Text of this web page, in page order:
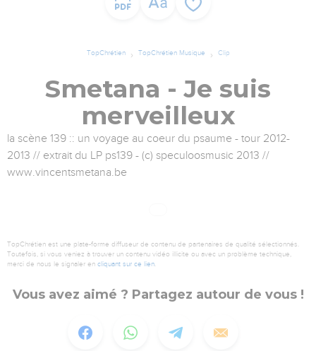
TopChrétien TopChrétien Musique Clip
Smetana - Je suis
merveilleux
la scène 139 :: un voyage au coeur du psaume - tour 2012-
2013 // extrait du LP ps139 - (c) speculoosmusic 2013 //
www.vincentsmetana.be
TopChrétien est une plate-forme diffuseur de contenu de partenaires de qualité sélectionnés.
Toutefois, si vous veniez à trouver un contenu vidéo illicite ou avec un problème technique,
merci de nous le signaler en cliquant sur ce lien.
Vous avez aimé ? Partagez autour de vous !